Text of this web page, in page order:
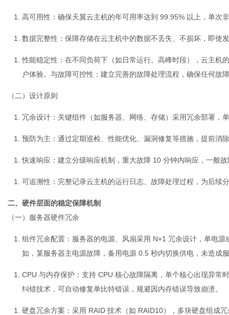
高可用性 ：确保天翼云主机的年可用率达到 99.95% 以上，单次
数据完整性 ：保障存储在云主机中的数据不丢失、不损坏，即使
性能稳定性 ：在不同负荷下（如日常运行、高峰时段），云主
户体验。与故障可控性 ：建立完善的故障处理流程，确保任何故
（二）设计原则
冗余设计 ：关键组件（如服务器、网络、存储）采用冗余部署
预防为主 ：通过定期巡检、性能优化、漏洞修复等措施，提前消
快速响应 ：建立分级响应机制，重大故障 10 分钟内响应，一般
可追溯性 ：完整记录云主机的运行日志、故障处理过程，为后续
二、硬件层面的稳定保障机制
（一）服务器硬件冗余
组件冗余配置 ：服务器的电源、风扇采用 N+1 冗余设计，单电
如，某服务器主电源故障，备用电源 0.5 秒内切换供电，未造成
CPU 与内存保护 ：支持 CPU 核心故障隔离，单个核心出现异常
纠错技术，可自动修复单比特错误，规避因内存错误导致崩溃。
硬盘冗余方案 ：采用 RAID 技术（如 RAID10），多块硬盘组成